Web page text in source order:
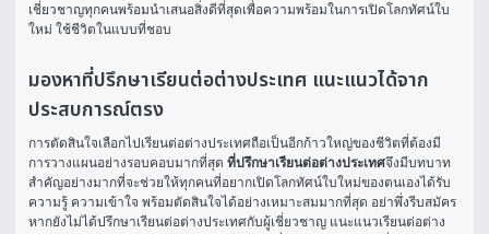
เชี่ยวชาญทุกคนพร้อมนำเสนอสิ่งดีที่สุดเพื่อความพร้อมในการเปิดโลกทัศน์ใบ
ใหม่ ใช้ชีวิตในแบบที่ชอบ
มองหาที่ปรึกษาเรียนต่อต่างประเทศ แนะแนวได้จาก
ประสบการณ์ตรง
การตัดสินใจเลือกไปเรียนต่อต่างประเทศถือเป็นอีกก้าวใหญ่ของชีวิตที่ต้องมี
การวางแผนอย่างรอบคอบมากที่สุด ที่ปรึกษาเรียนต่อต่างประเทศจึงมีบทบาท
สำคัญอย่างมากที่จะช่วยให้ทุกคนที่อยากเปิดโลกทัศน์ใบใหม่ของตนเองได้รับ
ความรู้ ความเข้าใจ พร้อมตัดสินใจได้อย่างเหมาะสมมากที่สุด อย่าพึ่งรีบสมัคร
หากยังไม่ได้ปรึกษาเรียนต่อต่างประเทศกับผู้เชี่ยวชาญ แนะแนวเรียนต่อต่าง